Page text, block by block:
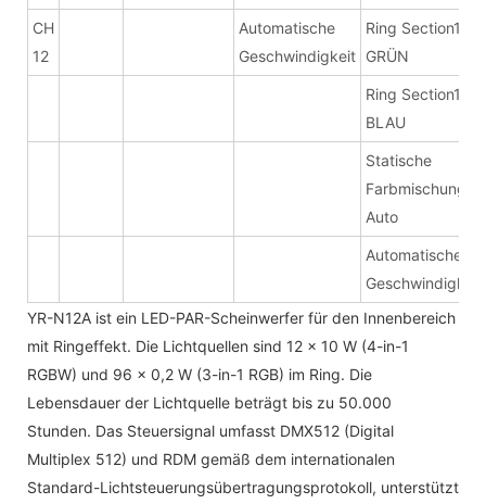
CH
12
Automatische
Geschwindigkeit
Ring Section16
GRÜN
Ring Section16
BLAU
Statische
Farbmischung +
Auto
Automatische
Geschwindigkeit
YR-N12A ist ein LED-PAR-Scheinwerfer für den Innenbereich
mit Ringeffekt. Die Lichtquellen sind 12 x 10 W (4-in-1
RGBW) und 96 x 0,2 W (3-in-1 RGB) im Ring. Die
Lebensdauer der Lichtquelle beträgt bis zu 50.000
Stunden. Das Steuersignal umfasst DMX512 (Digital
Multiplex 512) und RDM gemäß dem internationalen
Standard-Lichtsteuerungsübertragungsprotokoll, unterstützt